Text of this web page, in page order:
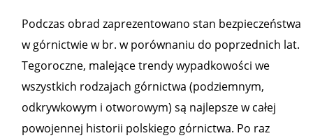
Podczas obrad zaprezentowano stan bezpieczeństwa
w górnictwie w br. w porównaniu do poprzednich lat.
Tegoroczne, malejące trendy wypadkowości we
wszystkich rodzajach górnictwa (podziemnym,
odkrywkowym i otworowym) są najlepsze w całej
powojennej historii polskiego górnictwa. Po raz